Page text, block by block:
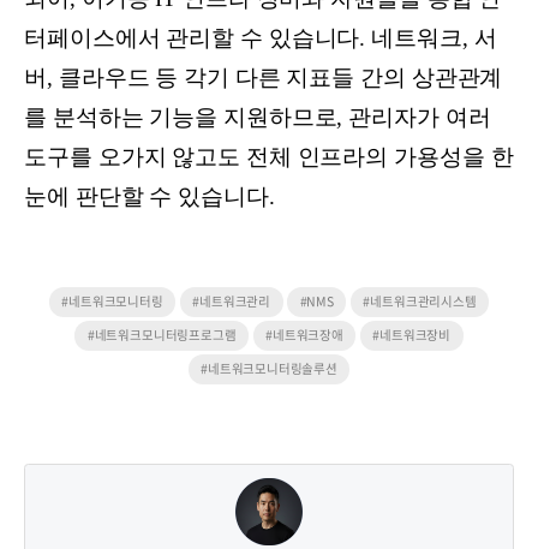
터페이스에서 관리할 수 있습니다. 네트워크, 서
버, 클라우드 등 각기 다른 지표들 간의 상관관계
를 분석하는 기능을 지원하므로, 관리자가 여러
도구를 오가지 않고도 전체 인프라의 가용성을 한
눈에 판단할 수 있습니다.
#네트워크모니터링 #네트워크관리 #NMS
#네트워크관리시스템
#네트워크모니터링프로그램
#네트워크장애
#네트워크장비
#네트워크모니터링솔루션